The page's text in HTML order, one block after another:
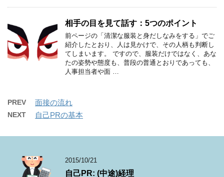
相手の目を見て話す：5つのポイント
前ページの「清潔な服装と身だしなみをする」でご
紹介したとおり、人は見かけで、その人柄も判断し
てしまいます。 ですので、服装だけではなく、あな
たの姿勢や態度も、普段の普通とおりであっても、
人事担当者や面 …
PREV 面接の流れ
NEXT 自己PRの基本
2015/10/21
自己PR: (中途)経理